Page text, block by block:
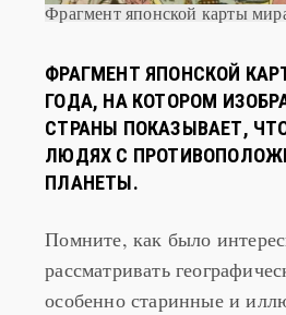
Фрагмент японской карты
ФРАГМЕНТ ЯПОНСКОЙ
ГОДА, НА КОТОРОМ
СТРАНЫ ПОКАЗЫВАЕТ,
ЛЮДЯХ С
ПЛАНЕТЫ.
Помните, как было
рассматривать
особенно старинные и